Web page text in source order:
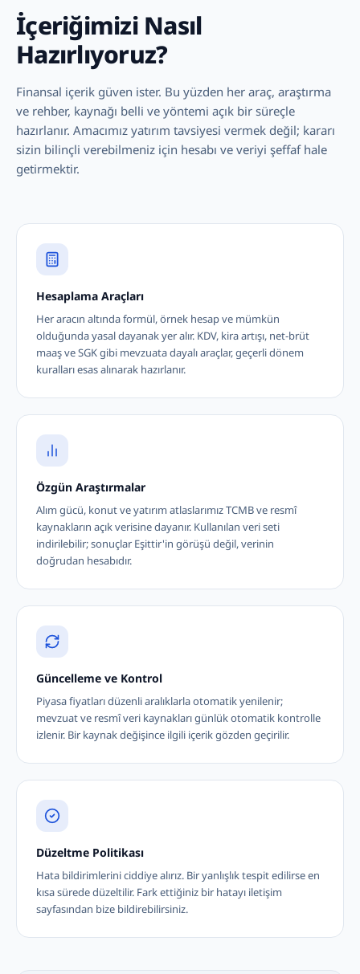
İçeriğimizi Nasıl
Hazırlıyoruz?
Finansal içerik güven ister. Bu yüzden her araç, araştırma
ve rehber, kaynağı belli ve yöntemi açık bir süreçle
hazırlanır. Amacımız yatırım tavsiyesi vermek değil; kararı
sizin bilinçli verebilmeniz için hesabı ve veriyi şeffaf hale
getirmektir.
Hesaplama Araçları
Her aracın altında formül, örnek hesap ve mümkün
olduğunda yasal dayanak yer alır. KDV, kira artışı, net-brüt
maaş ve SGK gibi mevzuata dayalı araçlar, geçerli dönem
kuralları esas alınarak hazırlanır.
Özgün Araştırmalar
Alım gücü, konut ve yatırım atlaslarımız TCMB ve resmî
kaynakların açık verisine dayanır. Kullanılan veri seti
indirilebilir; sonuçlar Eşittir'in görüşü değil, verinin
doğrudan hesabıdır.
Güncelleme ve Kontrol
Piyasa fiyatları düzenli aralıklarla otomatik yenilenir;
mevzuat ve resmî veri kaynakları günlük otomatik kontrolle
izlenir. Bir kaynak değişince ilgili içerik gözden geçirilir.
Düzeltme Politikası
Hata bildirimlerini ciddiye alırız. Bir yanlışlık tespit edilirse en
kısa sürede düzeltilir. Fark ettiğiniz bir hatayı iletişim
sayfasından bize bildirebilirsiniz.